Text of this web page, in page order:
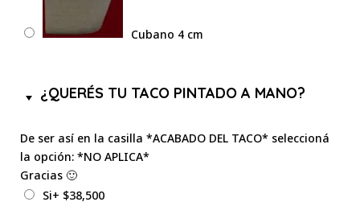
Cubano 4 cm
¿QUERÉS TU TACO PINTADO A MANO?
De ser así en la casilla *ACABADO DEL TACO* seleccioná
la opción: *NO APLICA*
Gracias 🙂
Si+ $38,500